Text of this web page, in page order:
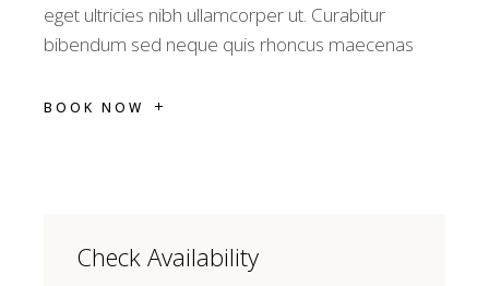
eget ultricies nibh ullamcorper ut. Curabitur
bibendum sed neque quis rhoncus maecenas
BOOK NOW
Check Availability